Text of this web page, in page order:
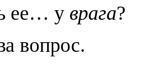
ее… у врага?
вопрос.